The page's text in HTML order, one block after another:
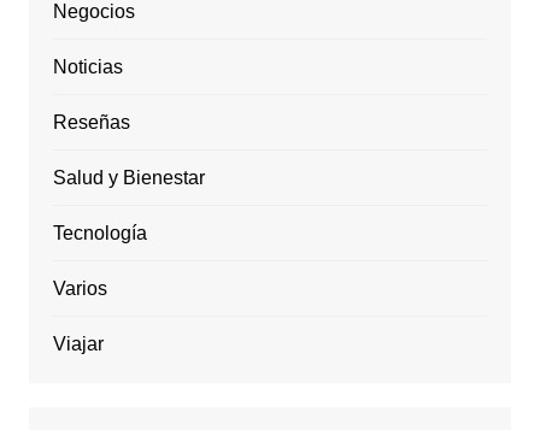
Negocios
Noticias
Reseñas
Salud y Bienestar
Tecnología
Varios
Viajar